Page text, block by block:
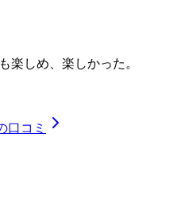
楽しめ、楽しかった。
口コミ